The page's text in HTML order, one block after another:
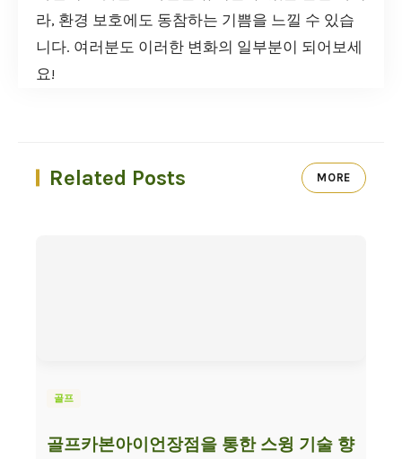
라, 환경 보호에도 동참하는 기쁨을 느낄 수 있습
니다. 여러분도 이러한 변화의 일부분이 되어보세
요!
Related Posts MORE
골프
골프카본아이언장점을 통한 스윙 기술 향